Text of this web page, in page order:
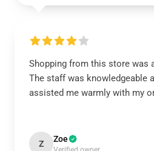
Shopping from this store was
The staff was knowledgeable
assisted me warmly with my
Z Zoe